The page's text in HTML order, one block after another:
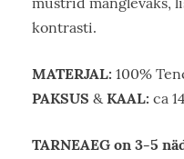
kontrasti.
MATERJAL: 100%
PAKSUS & KAAL: ca
TARNEAEG on 3-5